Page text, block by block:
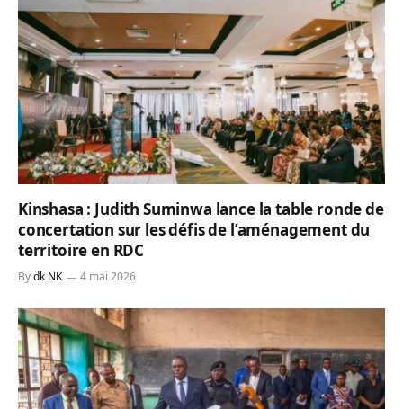
Kinshasa : Judith Suminwa lance la table ronde de
concertation sur les défis de l’aménagement du
territoire en RDC
Bydk NK 4 mai 2026